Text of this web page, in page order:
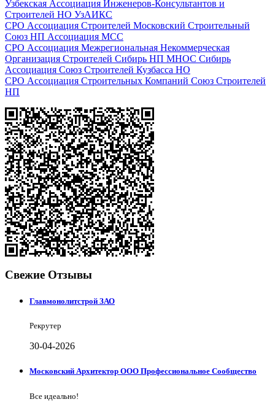
Узбекская Ассоциация Инженеров-Консультантов и
Строителей НО УзАИКС
СРО Ассоциация Строителей Московский Строительный
Союз НП Ассоциация МСС
СРО Ассоциация Межрегиональная Некоммерческая
Организация Строителей Сибирь НП МНОС Сибирь
Ассоциация Союз Строителей Кузбасса НО
СРО Ассоциация Строительных Компаний Союз Строителей
НП
Свежие Отзывы
Главмонолитстрой ЗАО
Рекрутер
30-04-2026
Московский Архитектор ООО Профессиональное Сообщество
Все идеально!